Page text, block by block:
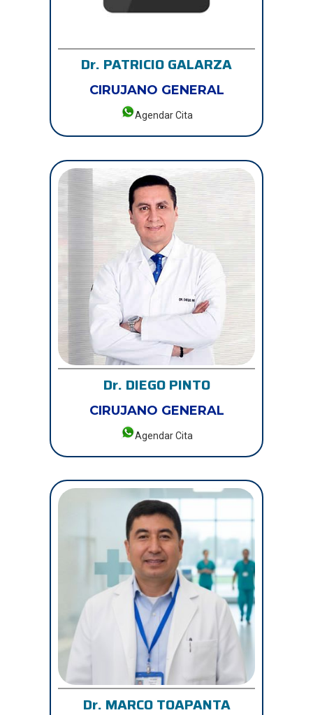
Dr. PATRICIO GALARZA
CIRUJANO GENERAL
Agendar Cita
Dr. DIEGO PINTO
CIRUJANO GENERAL
Agendar Cita
Dr. MARCO TOAPANTA